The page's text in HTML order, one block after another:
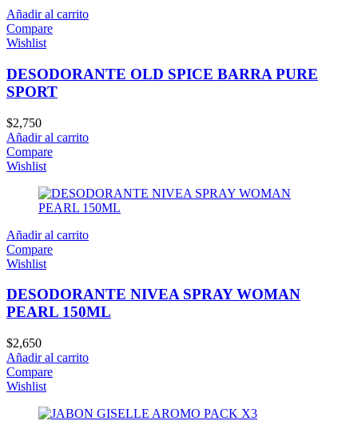
Añadir al carrito
Compare
Wishlist
DESODORANTE OLD SPICE BARRA PURE
SPORT
$2,750
Añadir al carrito
Compare
Wishlist
Añadir al carrito
Compare
Wishlist
DESODORANTE NIVEA SPRAY WOMAN
PEARL 150ML
$2,650
Añadir al carrito
Compare
Wishlist